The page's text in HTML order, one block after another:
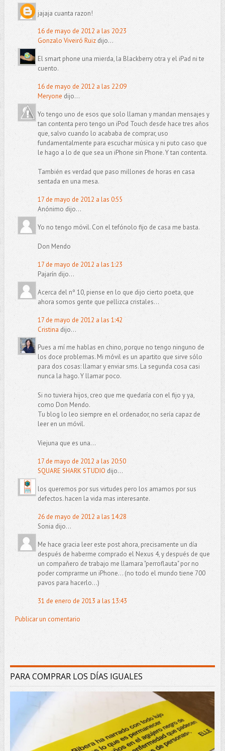
jajaja cuanta razon!
16 de mayo de 2012 a las 20:23
Gonzalo Viveiró Ruizdijo...
El smart phone una mierda, la Blackberry otra y el iPad ni te
cuento.
16 de mayo de 2012 a las 22:09
Meryone dijo...
Yo tengo uno de esos que solo llaman y mandan mensajes y
tan contenta pero tengo un iPod Touch desde hace tres años
que, salvo cuando lo acababa de comprar, uso
fundamentalmente para escuchar música y ni puto caso que
le hago a lo de que sea un iPhone sin Phone. Y tan contenta.
También es verdad que paso millones de horas en casa
sentada en una mesa.
17 de mayo de 2012 a las 0:55
Anónimo dijo...
Yo no tengo móvil. Con el tefónolo fijo de casa me basta.
Don Mendo
17 de mayo de 2012 a las 1:23
Pajarín dijo...
Acerca del nº 10, piense en lo que dijo cierto poeta, que
ahora somos gente que pellizca cristales...
17 de mayo de 2012 a las 1:42
Cristina dijo...
Pues a mí me hablas en chino, porque no tengo ninguno de
los doce problemas. Mi móvil es un apartito que sirve sólo
para dos cosas: llamar y enviar sms. La segunda cosa casi
nunca la hago. Y llamar poco.
Si no tuviera hijos, creo que me quedaría con el fijo y ya,
como Don Mendo.
Tu blog lo leo siempre en el ordenador, no sería capaz de
leer en un móvil.
Viejuna que es una...
17 de mayo de 2012 a las 20:50
SQUARE SHARK STUDIO dijo...
los queremos por sus virtudes pero los amamos por sus
defectos. hacen la vida mas interesante.
26 de mayo de 2012 a las 14:28
Sonia dijo...
Me hace gracia leer este post ahora, precisamente un día
después de haberme comprado el Nexus 4, y después de que
un compañero de trabajo me llamara "perroflauta" por no
poder comprarme un iPhone... (no todo el mundo tiene 700
pavos para hacerlo...)
31 de enero de 2013 a las 13:43
Publicar un comentario
PARA COMPRAR LOS DÍAS IGUALES